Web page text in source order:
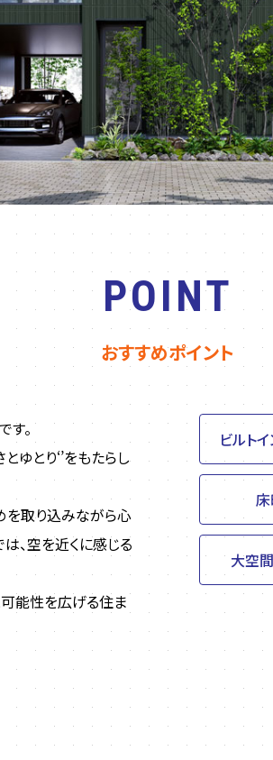
POINT
おすすめポイント
。
ゆとり‘’をもたらし
を取り込みながら心
、空を近くに感じる
能性を広げる住ま
ビルト
大空